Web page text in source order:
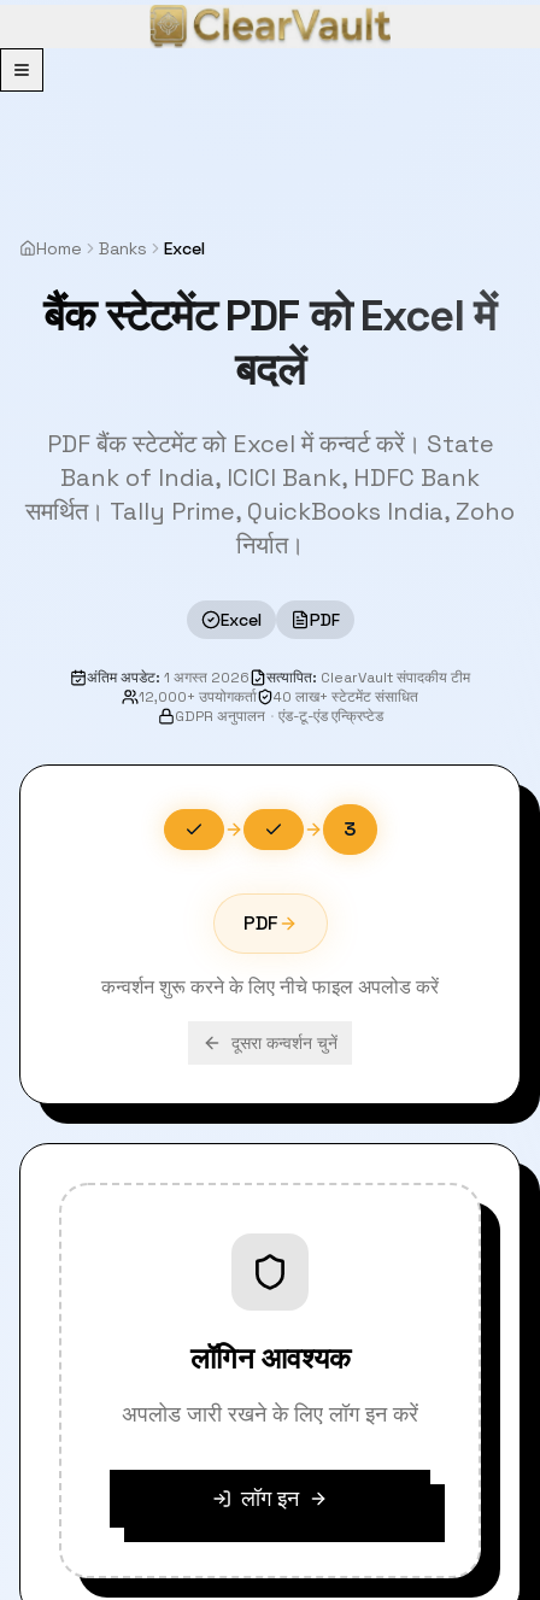
Menu
Home Banks Excel
बैंक स्टेटमेंट PDF को Excel में
बदलें
PDF बैंक स्टेटमेंट को Excel में कन्वर्ट करें। State
Bank of India, ICICI Bank, HDFC Bank
समर्थित। Tally Prime, QuickBooks India, Zoho
निर्यात।
Excel PDF
अंतिम अपडेट: 1 अगस्त 2026 सत्यापित: ClearVault संपादकीय टीम
12,000+ उपयोगकर्ता
40 लाख+ स्टेटमेंट संसाधित
GDPR अनुपालन · एंड-टू-एंड एन्क्रिप्टेड
3
PDF
कन्वर्शन शुरू करने के लिए नीचे फाइल अपलोड करें
दूसरा कन्वर्शन चुनें
लॉगिन आवश्यक
अपलोड जारी रखने के लिए लॉग इन करें
लॉग इन